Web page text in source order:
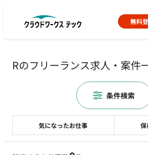
無料
Rのフリーランス求人・案件
気になったお仕事 保
条件検索